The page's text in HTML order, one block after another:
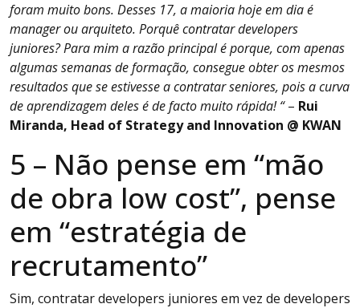
foram muito bons. Desses 17, a maioria hoje em dia é
manager ou arquiteto. Porquê contratar developers
juniores? Para mim a razão principal é porque, com apenas
algumas semanas de formação, consegue obter os mesmos
resultados que se estivesse a contratar seniores, pois a curva
de aprendizagem deles é de facto muito rápida! “– Rui
Miranda, Head of Strategy and Innovation @ KWAN
5 – Não pense em “mão
de obra low cost”, pense
em “estratégia de
recrutamento”
Sim, contratar developers juniores em vez de developers